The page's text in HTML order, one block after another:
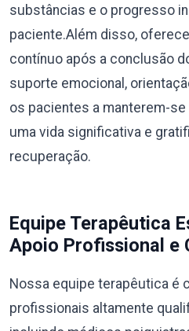
substâncias e o progresso
paciente.Além disso,
contínuo após a conclusão
suporte emocional,
os pacientes a manterem-
uma vida significativa e
recuperação.
Equipe Terapêutica
Apoio Profissional e
Nossa equipe terapêutica é
profissionais altamente